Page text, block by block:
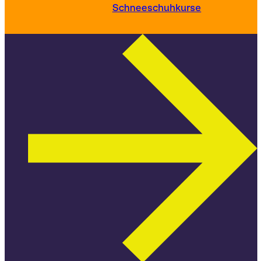
Schneeschuhkurse